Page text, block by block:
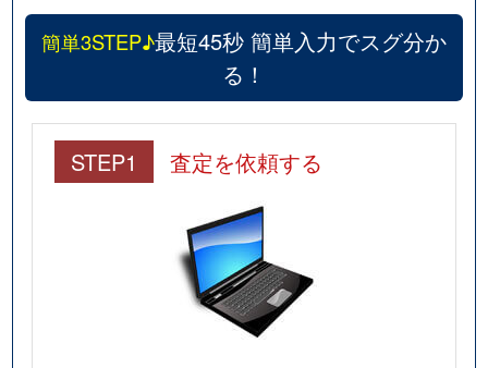
簡単3STEP♪最短45秒 簡単入力でスグ分か
る！
STEP1 査定を依頼する